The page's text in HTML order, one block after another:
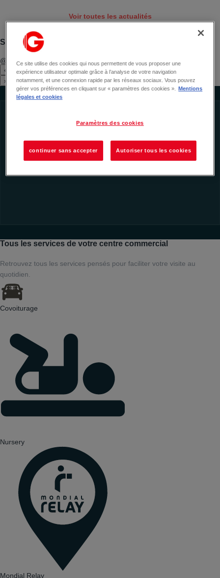
Voir toutes les actualités
Suivez-nous sur Instagram
@la_galerie_annemasse
Voir le profil
‹
›
Tous les services de votre centre commercial
Retrouvez tous les services pensés pour faciliter votre visite au
quotidien.
Covoiturage
Nursery
Mondial Relay
Ce site utilise des cookies qui nous permettent de vous proposer une
expérience utilisateur optimale grâce à l’analyse de votre navigation
notamment, et une connexion rapide par les réseaux sociaux. Vous pouvez
gérer vos préférences en cliquant sur « paramètres des cookies ».
Mentions
légales et cookies
Paramètres des cookies
continuer sans accepter Autoriser tous les cookies